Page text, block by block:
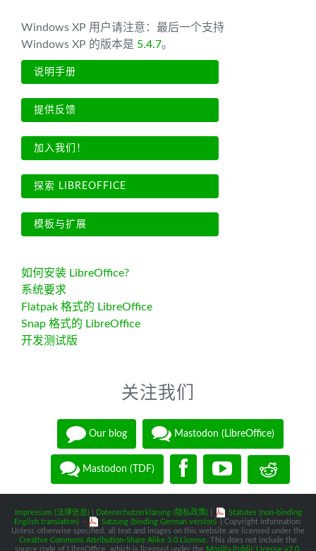
Windows XP 用户请注意：最后一个支持
Windows XP 的版本是 5.4.7。
说明手册
提供反馈
加入我们！
探索 LIBREOFFICE
模板与扩展
如何安装 LibreOffice?
系统要求
Flatpak 格式的 LibreOffice
Snap 格式的 LibreOffice
开发测试版
关注我们
Our blog Mastodon (LibreOffice)
Mastodon (TDF)
Impressum (法律信息)| Datenschutzerklärung (隐私政策)|
Statutes (non-binding
English translation) - Satzung (binding German version)
| Copyright information:
Unless otherwise specified, all text and images on this website are licensed under the
Creative Commons Attribution-Share Alike 3.0 License . This does not include the
source code of LibreOffice, which is licensed under the Mozilla Public License v2.0